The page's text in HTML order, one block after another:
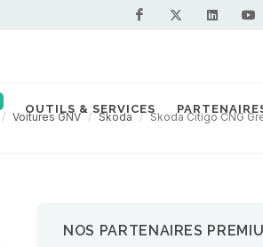
OUTILS & SERVICES
Voitures GNV Skoda Skoda Citigo CNG
NOS PARTENAIRES